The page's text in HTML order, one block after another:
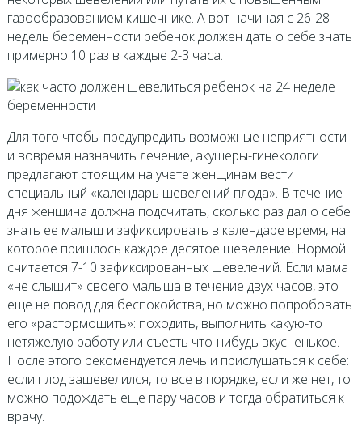
газообразованием кишечнике. А вот начиная с 26-28
недель беременности ребенок должен дать о себе знать
примерно 10 раз в каждые 2-3 часа.
Для того чтобы предупредить возможные неприятности
и вовремя назначить лечение, акушеры-гинекологи
предлагают стоящим на учете женщинам вести
специальный «календарь шевелений плода». В течение
дня женщина должна подсчитать, сколько раз дал о себе
знать ее малыш и зафиксировать в календаре время, на
которое пришлось каждое десятое шевеление. Нормой
считается 7-10 зафиксированных шевелений. Если мама
«не слышит» своего малыша в течение двух часов, это
еще не повод для беспокойства, но можно попробовать
его «растормошить»: походить, выполнить какую-то
нетяжелую работу или съесть что-нибудь вкусненькое.
После этого рекомендуется лечь и прислушаться к себе:
если плод зашевелился, то все в порядке, если же нет, то
можно подождать еще пару часов и тогда обратиться к
врачу.